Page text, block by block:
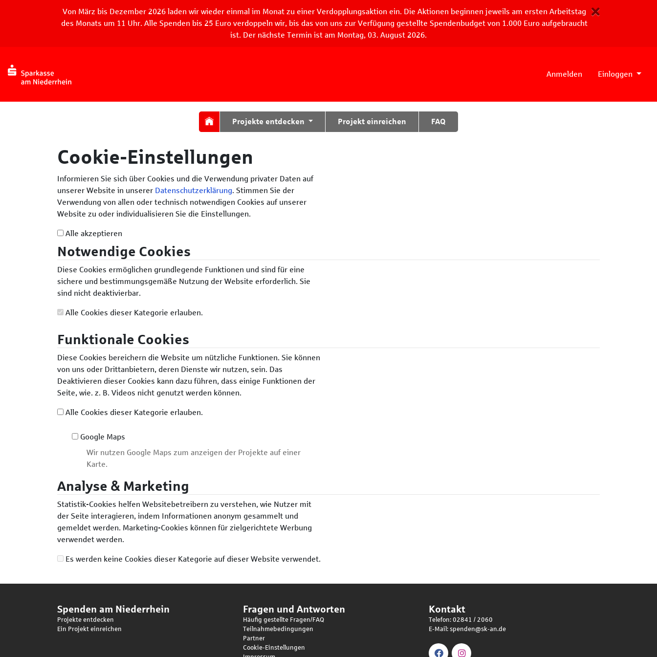
Von März bis Dezember 2026 laden wir wieder einmal im Monat zu einer Verdopplungsaktion ein. Die Aktionen beginnen jeweils am ersten Arbeitstag
des Monats um 11 Uhr. Alle Spenden bis 25 Euro verdoppeln wir, bis das von uns zur Verfügung gestellte Spendenbudget von 1.000 Euro aufgebraucht
ist. Der nächste Termin ist am Montag, 03. August 2026.
Anmelden Einloggen
Projekte entdecken Projekt einreichen FAQ
Cookie-Einstellungen
Informieren Sie sich über Cookies und die Verwendung privater Daten auf
unserer Website in unserer Datenschutzerklärung. Stimmen Sie der
Verwendung von allen oder technisch notwendigen Cookies auf unserer
Website zu oder individualisieren Sie die Einstellungen.
Alle akzeptieren
Notwendige Cookies
Diese Cookies ermöglichen grundlegende Funktionen und sind für eine
sichere und bestimmungsgemäße Nutzung der Website erforderlich. Sie
sind nicht deaktivierbar.
Alle Cookies dieser Kategorie erlauben.
Funktionale Cookies
Diese Cookies bereichern die Website um nützliche Funktionen. Sie können
von uns oder Drittanbietern, deren Dienste wir nutzen, sein. Das
Deaktivieren dieser Cookies kann dazu führen, dass einige Funktionen der
Seite, wie. z. B. Videos nicht genutzt werden können.
Alle Cookies dieser Kategorie erlauben.
Google Maps
Wir nutzen Google Maps zum anzeigen der Projekte auf einer
Karte.
Analyse & Marketing
Statistik-Cookies helfen Websitebetreibern zu verstehen, wie Nutzer mit
der Seite interagieren, indem Informationen anonym gesammelt und
gemeldet werden. Marketing-Cookies können für zielgerichtete Werbung
verwendet werden.
Es werden keine Cookies dieser Kategorie auf dieser Website verwendet.
Spenden am Niederrhein
Projekte entdecken
Ein Projekt einreichen
Fragen und Antworten
Häufig gestellte Fragen/FAQ
Teilnahmebedingungen
Partner
Cookie-Einstellungen
Kontakt
Telefon: 02841 / 2060
E-Mail: spenden@sk-an.de